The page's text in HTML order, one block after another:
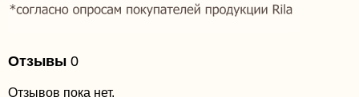
Отзывы 0
Отзывов пока нет.